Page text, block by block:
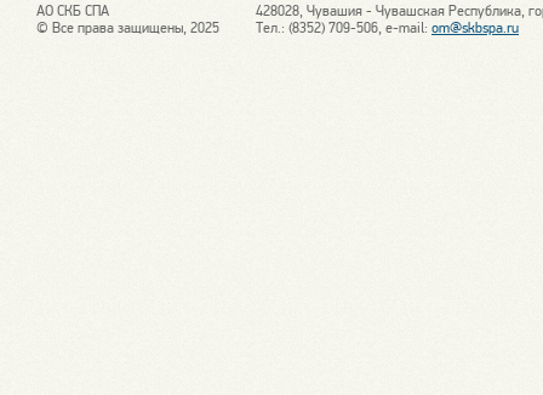
АО СКБ СПА
© Все права защищены, 2025
428028, Чувашия - Чувашская Республика,
Тел.: (8352) 709-506, e-mail: om@skbspa.ru